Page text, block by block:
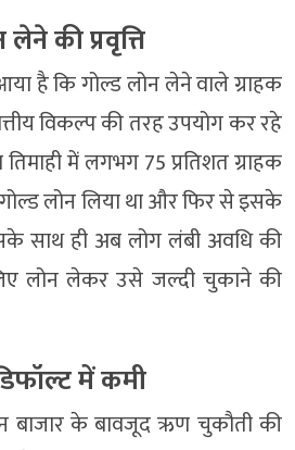
की प्रवृत्ति
है कि गोल्ड लोन लेने वाले ग्राहक
विकल्प की तरह उपयोग कर रहे
में लगभग 75 प्रतिशत ग्राहक
लोन लिया था और फिर से इसके
साथ ही अब लोग लंबी अवधि की
लोन लेकर उसे जल्दी चुकाने की
में कमी
बाजार के बावजूद ऋण चुकौती की